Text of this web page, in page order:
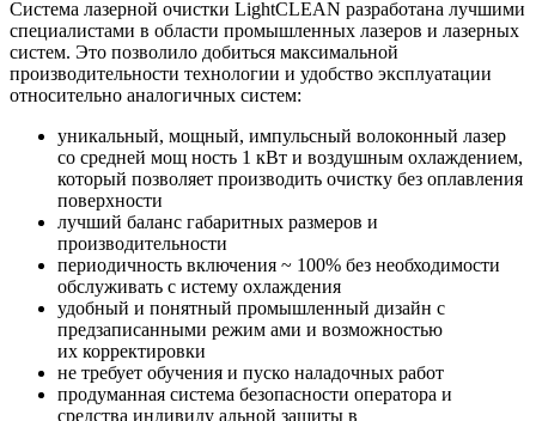
Система лазерной очистки LightCLEAN разработана лучшими
специалистами в области промышленных лазеров и лазерных
систем. Это позволило добиться максимальной
производительности технологии и удобство эксплуатации
относительно аналогичных систем:
уникальный, мощный, импульсный волоконный лазер
со средней мощ ность 1 кВт и воздушным охлаждением,
который позволяет производить очистку без оплавления
поверхности
лучший баланс габаритных размеров и
производительности
периодичность включения ~ 100% без необходимости
обслуживать с истему охлаждения
удобный и понятный промышленный дизайн с
предзаписанными режим ами и возможностью
их корректировки
не требует обучения и пуско наладочных работ
продуманная система безопасности оператора и
средства индивиду альной защиты в